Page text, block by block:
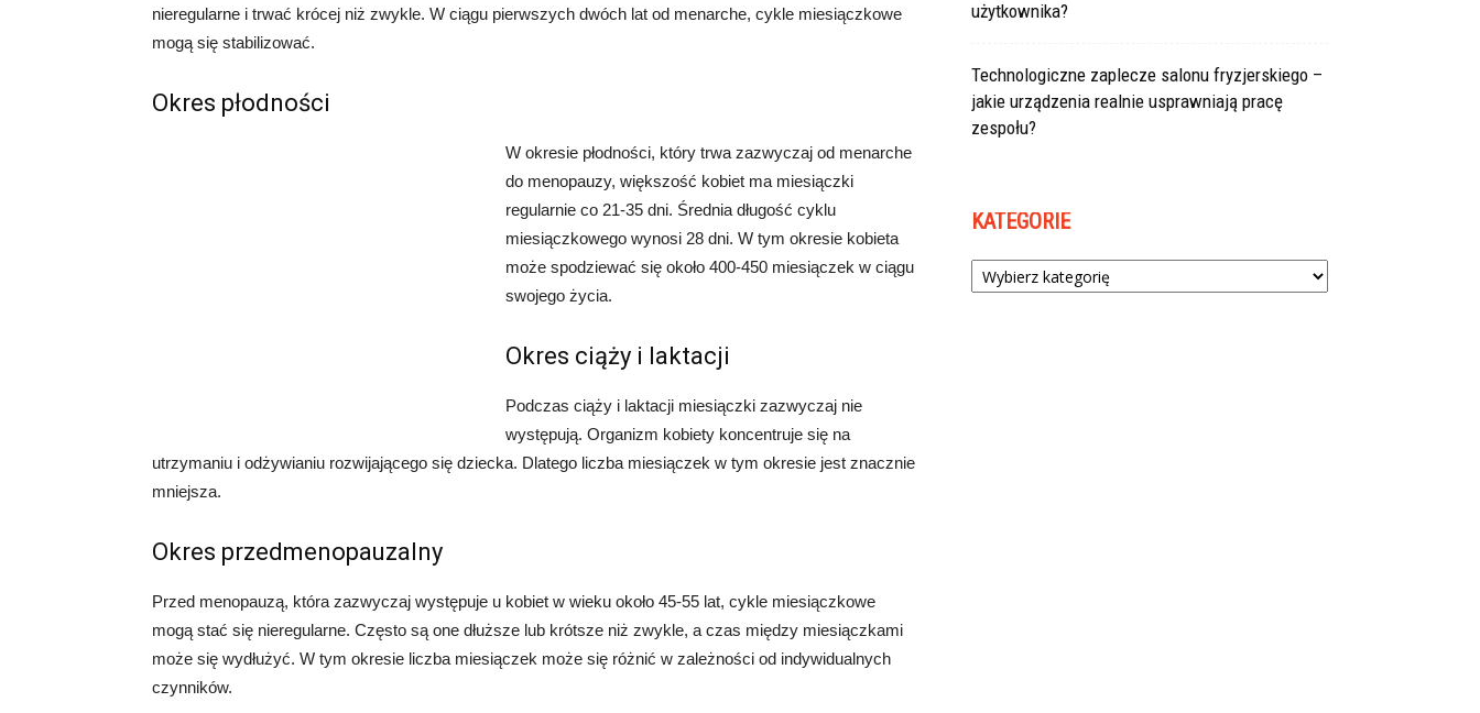
nieregularne i trwać krócej niż zwykle. W ciągu pierwszych dwóch lat od menarche, cykle miesiączkowe
mogą się stabilizować.
Okres płodności
W okresie płodności, który trwa zazwyczaj od menarche
do menopauzy, większość kobiet ma miesiączki
regularnie co 21-35 dni. Średnia długość cyklu
miesiączkowego wynosi 28 dni. W tym okresie kobieta
może spodziewać się około 400-450 miesiączek w ciągu
swojego życia.
Okres ciąży i laktacji
Podczas ciąży i laktacji miesiączki zazwyczaj nie
występują. Organizm kobiety koncentruje się na
utrzymaniu i odżywianiu rozwijającego się dziecka. Dlatego liczba miesiączek w tym okresie jest znacznie
mniejsza.
Okres przedmenopauzalny
Przed menopauzą, która zazwyczaj występuje u kobiet w wieku około 45-55 lat, cykle miesiączkowe
mogą stać się nieregularne. Często są one dłuższe lub krótsze niż zwykle, a czas między miesiączkami
może się wydłużyć. W tym okresie liczba miesiączek może się różnić w zależności od indywidualnych
czynników.
użytkownika?
Technologiczne zaplecze salonu fryzjerskiego –
jakie urządzenia realnie usprawniają pracę
zespołu?
KATEGORIE
Kategorie